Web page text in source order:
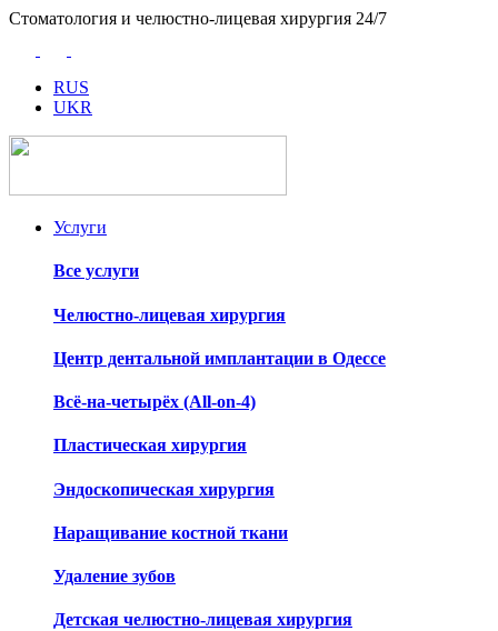
Стоматология и челюстно-лицевая хирургия 24/7
RUS
UKR
Услуги
Все услуги
Челюстно-лицевая хирургия
Центр дентальной имплантации в Одессе
Всё-на-четырёх (All-on-4)
Пластическая хирургия
Эндоскопическая хирургия
Наращивание костной ткани
Удаление зубов
Детская челюстно-лицевая хирургия